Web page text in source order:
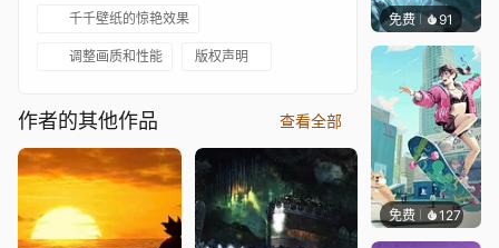
千千壁纸的惊艳效果
调整画质和性能 版权声明
作者的其他作品 查看全部
免费 91 辰东
免费 127